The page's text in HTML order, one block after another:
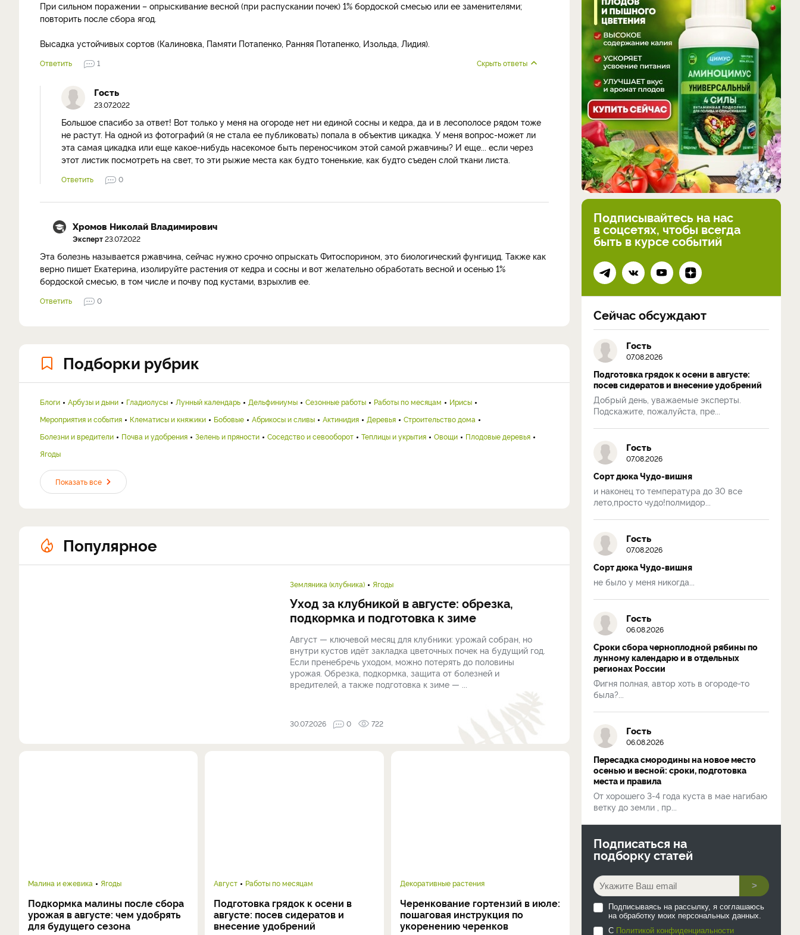
При сильном поражении – опрыскивание весной (при распускании почек) 1% бордоской смесью или ее заменителями;
повторить после сбора ягод.
Высадка устойчивых сортов (Калиновка, Памяти Потапенко, Ранняя Потапенко, Изольда, Лидия).
Ответить 1 Скрыть ответы
Гость
23.07.2022
Большое спасибо за ответ! Вот только у меня на огороде нет ни единой сосны и кедра, да и в лесополосе рядом тоже
не растут. На одной из фотографий (я не стала ее публиковать) попала в объектив цикадка. У меня вопрос-может ли
эта самая цикадка или еще какое-нибудь насекомое быть переносчиком этой самой ржавчины? И еще... если через
этот листик посмотреть на свет, то эти рыжие места как будто тоненькие, как будто съеден слой ткани листа.
Ответить 0
Хромов Николай Владимирович
Эксперт23.07.2022
Эта болезнь называется ржавчина, сейчас нужно срочно опрыскать Фитоспорином, это биологический фунгицид. Также как
верно пишет Екатерина, изолируйте растения от кедра и сосны и вот желательно обработать весной и осенью 1%
бордоской смесью, в том числе и почву под кустами, взрыхлив ее.
Ответить 0
Подборки рубрик
Блоги Арбузы и дыни Гладиолусы Лунный календарь Дельфиниумы Сезонные работы Работы по месяцам
Ирисы
Мероприятия и события
Клематисы и княжики Бобовые Абрикосы и сливы Актинидия Деревья
Строительство дома
Болезни и вредители
Почва и удобрения Зелень и пряности Соседство и севооборот Теплицы и укрытия Овощи
Плодовые деревья
Ягоды
Показать все
Популярное
Земляника (клубника) Ягоды
Уход за клубникой в августе: обрезка,
подкормка и подготовка к зиме
Август — ключевой месяц для клубники: урожай собран, но
внутри кустов идёт закладка цветочных почек на будущий год.
Если пренебречь уходом, можно потерять до половины
урожая. Обрезка, подкормка, защита от болезней и
вредителей, а также подготовка к зиме — ...
30.07.2026 0 722
Малина и ежевика Ягоды
Подкормка малины после сбора
урожая в августе: чем удобрять
для будущего сезона
Август Работы по месяцам
Подготовка грядок к осени в
августе: посев сидератов и
внесение удобрений
Декоративные растения
Черенкование гортензий в июле:
пошаговая инструкция по
укоренению черенков
Подписывайтесь на нас
в соцсетях, чтобы всегда
быть в курсе событий
Сейчас обсуждают
Гость
07.08.2026
Подготовка грядок к осени в августе:
посев сидератов и внесение удобрений
Добрый день, уважаемые эксперты.
Подскажите, пожалуйста, пре...
Гость
07.08.2026
Сорт дюка Чудо-вишня
и наконец то температура до 30 все
лето,просто чудо!полмидор...
Гость
07.08.2026
Сорт дюка Чудо-вишня
не было у меня никогда...
Гость
06.08.2026
Сроки сбора черноплодной рябины по
лунному календарю и в отдельных
регионах России
Фигня полная, автор хоть в огороде-то
была?...
Гость
06.08.2026
Пересадка смородины на новое место
осенью и весной: сроки, подготовка
места и правила
От хорошего 3-4 года куста в мае нагибаю
ветку до земли , пр...
Подписаться на
подборку статей
>
Подписываясь на рассылку, я соглашаюсь
на обработку моих персональных данных.
С Политикой конфиденциальности